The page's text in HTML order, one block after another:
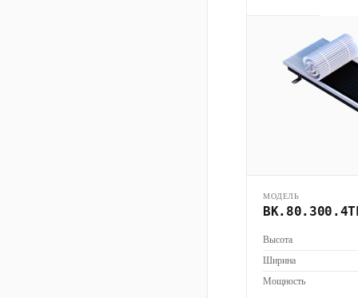
МОДЕЛЬ
Высота
Ширина
Мощность